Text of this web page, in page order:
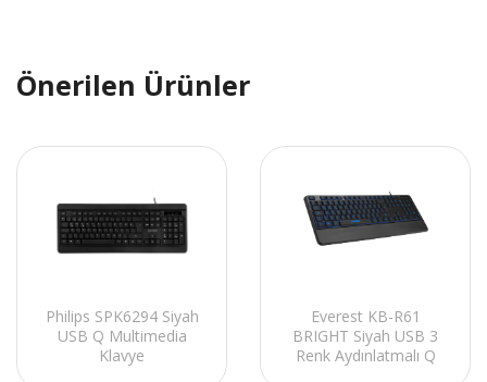
Önerilen Ürünler
Philips SPK6294 Siyah
USB Q Multimedia
Klavye
Everest KB-R61
BRIGHT Siyah USB 3
Renk Aydınlatmalı Q